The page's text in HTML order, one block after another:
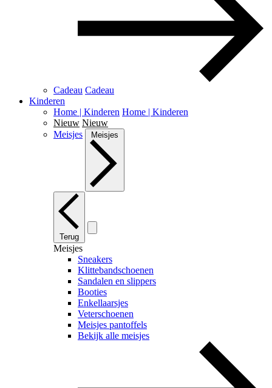
Cadeau Cadeau
Kinderen
Home | Kinderen Home | Kinderen
Nieuw Nieuw
Meisjes
Meisjes
Terug
Meisjes
Sneakers
Klittebandschoenen
Sandalen en slippers
Booties
Enkellaarsjes
Veterschoenen
Meisjes pantoffels
Bekijk alle meisjes